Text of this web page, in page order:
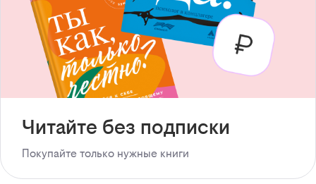
Читайте без подписки
Покупайте только нужные книги